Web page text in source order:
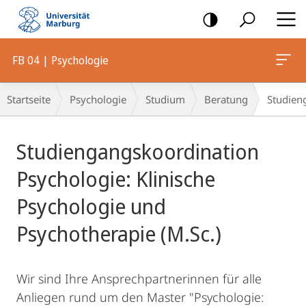
Mobile-
Navigation
FB 04 | Psychologie
Breadcrumb-
Navigation
Startseite Psychologie Studium Beratung
Studiengangskoordination
Psychologie: Klinische
Psychologie und
Psychotherapie (M.Sc.)
Wir sind Ihre Ansprechpartnerinnen für alle
Anliegen rund um den Master "Psychologie: